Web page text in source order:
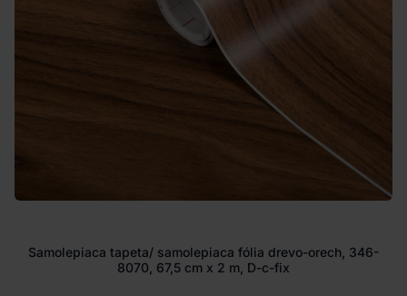
Samolepiaca tapeta/ samolepiaca fólia drevo-orech, 346-
8070, 67,5 cm x 2 m, D-c-fix